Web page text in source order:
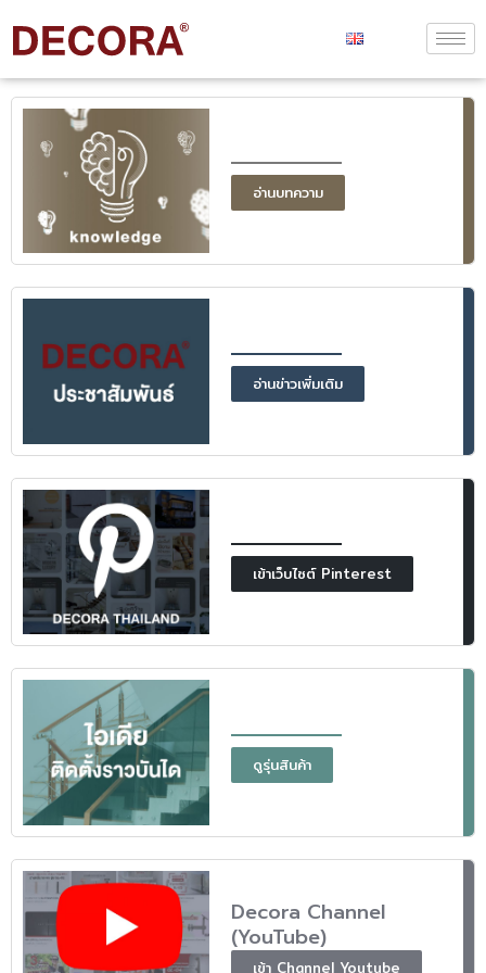
อ่านบทความ
อ่านข่าวเพิ่มเติม
เข้าเว็บไซต์ Pinterest
ดูรุ่นสินค้า
Decora Channel
(YouTube)
เข้า Channel Youtube